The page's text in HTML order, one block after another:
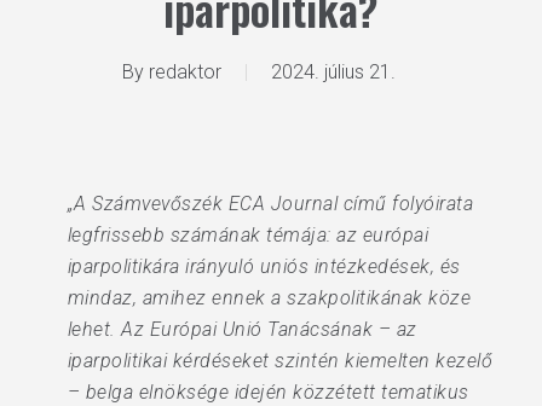
By redaktor 2024. július 21.
„A Számvevőszék ECA Journal című folyóirata
legfrissebb számának témája: az európai
iparpolitikára irányuló uniós intézkedések, és
mindaz, amihez ennek a szakpolitikának köze
lehet. Az Európai Unió Tanácsának – az
iparpolitikai kérdéseket szintén kiemelten kezelő
– belga elnöksége idején közzétett tematikus